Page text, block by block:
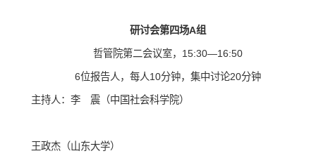
研讨会第四场A组
哲管院第二会议室，15:30—16:50
6位报告人，每人10分钟，集中讨论20分钟
主持人：李 震（中国社会科学院）
王政杰（山东大学）